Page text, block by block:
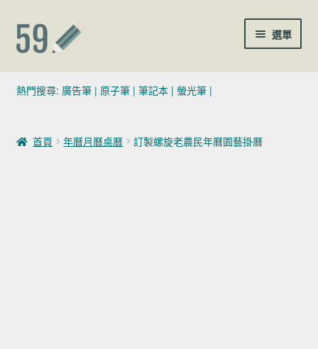
跳至導覽列
跳至主要內容 選單
(02)7729-4140
聯絡我們
熱門搜尋: 廣告筆| 原子筆| 筆記本| 螢光筆|
首頁 年曆月曆桌曆 訂製螺旋老農民年曆園藝掛曆